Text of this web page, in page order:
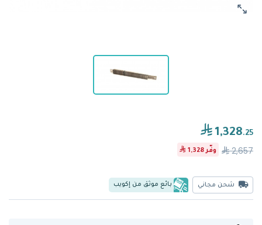
1,328.25
2,657 وفّر1,328
شحن مجاني بائع موثق من إكويب